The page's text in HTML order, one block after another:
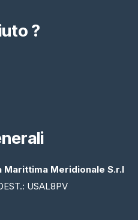
?
Marittima Meridionale S.r.l
USAL8PV